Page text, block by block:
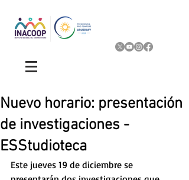
Nuevo horario: presentación
de investigaciones -
ESStudioteca
Este jueves 19 de diciembre se